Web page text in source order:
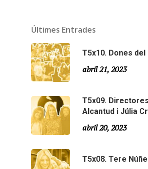
Últimes Entrades
T5x10. Dones del
abril 21, 2023
T5x09.
Alcantud i Júlia
abril 20, 2023
T5x08. Tere